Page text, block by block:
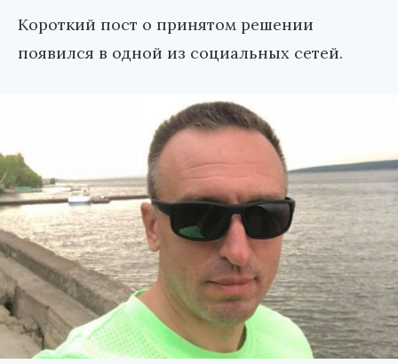
Короткий пост о принятом решении
появился в одной из социальных сетей.